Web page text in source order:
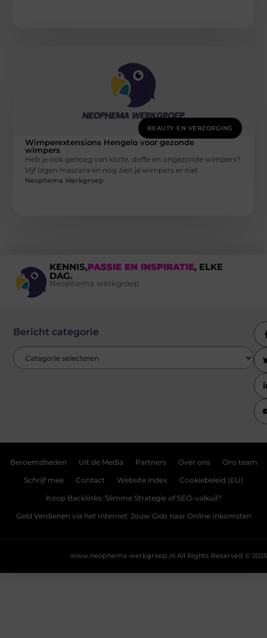
BEAUTY EN VERZORGING
Wimperextensions Hengelo voor gezonde
wimpers
Heb je ook genoeg van korte, doffe en ongezonde wimpers?
Vijf lagen mascara en nog zien je wimpers er niet
Neophema Werkgroep
KENNIS,PASSIE EN INSPIRATIE, ELKE
DAG.
Neophema werkgroep
Bericht categorie
Beroemdheden Uit de Media Partners Over ons Ons team
Schrijf mee Contact Website index Cookiebeleid (EU)
Koop Backlinks: Slimme Strategie of SEO-valkuil?
Geld Verdienen via het Internet: Jouw Gids naar Online Inkomsten
All Rights Reserved © 2025
www.neophema-werkgroep.nl.